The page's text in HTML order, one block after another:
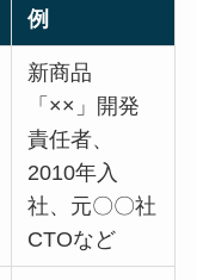
例
新商品
「××」開発
責任者、
2010年入
社、元〇〇社
CTOなど